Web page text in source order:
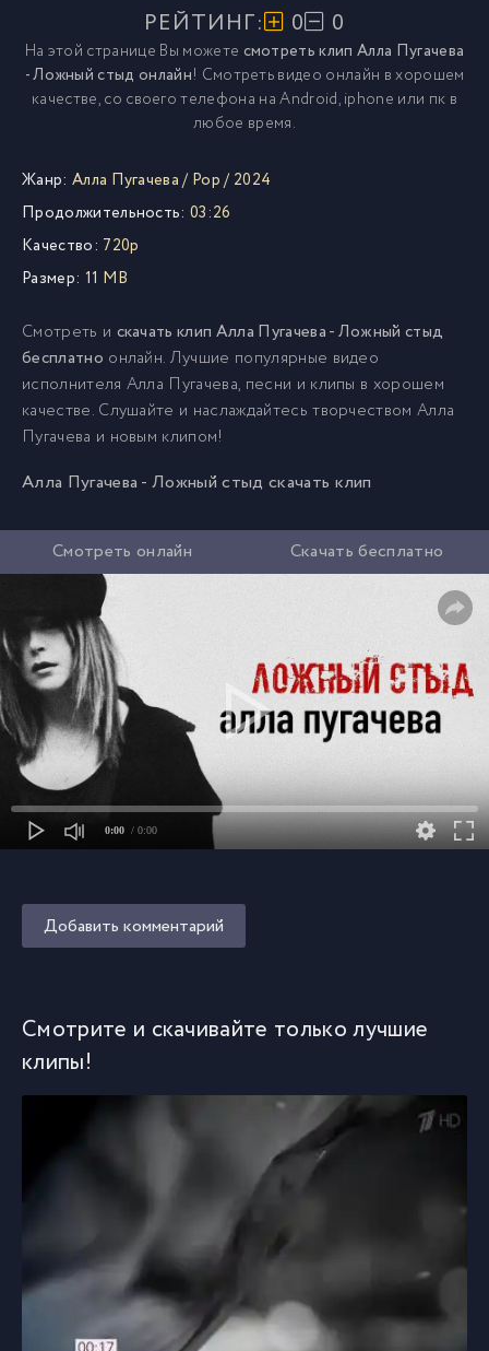
РЕЙТИНГ: 0 0
На этой странице Вы можете смотреть клип Алла Пугачева
- Ложный стыд онлайн! Смотреть видео онлайн в хорошем
качестве, со своего телефона на Android, iphone или пк в
любое время.
Жанр: Алла Пугачева/ Pop/ 2024
Продолжительность: 03:26
Качество: 720p
Размер: 11 MB
Смотреть и скачать клип Алла Пугачева - Ложный стыд
бесплатно онлайн. Лучшие популярные видео
исполнителя Алла Пугачева, песни и клипы в хорошем
качестве. Слушайте и наслаждайтесь творчеством Алла
Пугачева и новым клипом!
Алла Пугачева - Ложный стыд скачать клип
Смотреть онлайн Скачать бесплатно
0:00 / 0:00
Добавить комментарий
Смотрите и скачивайте только лучшие
клипы!